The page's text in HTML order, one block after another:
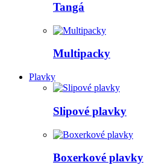
Tangá
Multipacky
Plavky
Slipové plavky
Boxerkové plavky